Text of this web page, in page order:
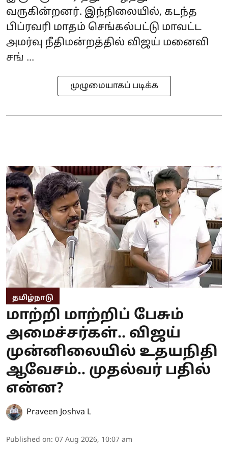
வருகின்றனர். இந்நிலையில், கடந்த
பிப்ரவரி மாதம் செங்கல்பட்டு மாவட்ட
அமர்வு நீதிமன்றத்தில் விஜய் மனைவி
சங் ...
முழுமையாகப் படிக்க
தமிழ்நாடு
மாற்றி மாற்றிப் பேசும்
அமைச்சர்கள்.. விஜய்
முன்னிலையில் உதயநிதி
ஆவேசம்.. முதல்வர் பதில்
என்ன?
Praveen Joshva L
Published on: 07 Aug 2026, 10:07 am